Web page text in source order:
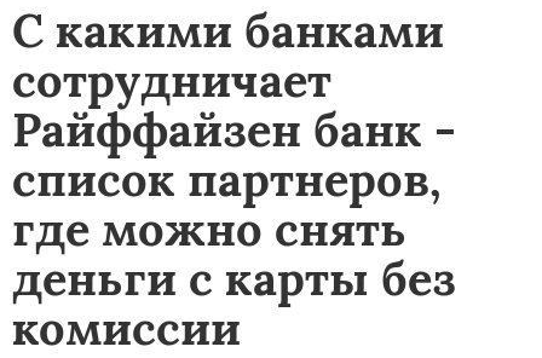
С какими банками
сотрудничает
Райффайзен банк -
список партнеров,
где можно снять
деньги с карты без
комиссии